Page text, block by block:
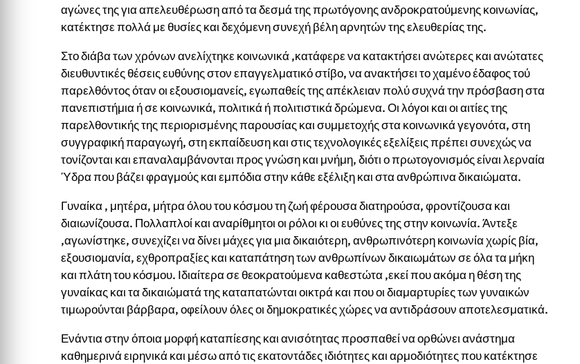
αγώνες της για απελευθέρωση από τα δεσμά της πρωτόγονης ανδροκρατούμενης κοινωνίας,
κατέκτησε πολλά με θυσίες και δεχόμενη συνεχή βέλη αρνητών της ελευθερίας της.
Στο διάβα των χρόνων ανελίχτηκε κοινωνικά ,κατάφερε να κατακτήσει ανώτερες και ανώτατες
διευθυντικές θέσεις ευθύνης στον επαγγελματικό στίβο, να ανακτήσει το χαμένο έδαφος τού
παρελθόντος όταν οι εξουσιομανείς, εγωπαθείς της απέκλειαν πολύ συχνά την πρόσβαση στα
πανεπιστήμια ή σε κοινωνικά, πολιτικά ή πολιτιστικά δρώμενα. Οι λόγοι και οι αιτίες της
παρελθοντικής της περιορισμένης παρουσίας και συμμετοχής στα κοινωνικά γεγονότα, στη
συγγραφική παραγωγή, στη εκπαίδευση και στις τεχνολογικές εξελίξεις πρέπει συνεχώς να
τονίζονται και επαναλαμβάνονται προς γνώση και μνήμη, διότι ο πρωτογονισμός είναι λερναία
Ύδρα που βάζει φραγμούς και εμπόδια στην κάθε εξέλιξη και στα ανθρώπινα δικαιώματα.
Γυναίκα , μητέρα, μήτρα όλου του κόσμου τη ζωή φέρουσα διατηρούσα, φροντίζουσα και
διαιωνίζουσα. Πολλαπλοί και αναρίθμητοι οι ρόλοι κι οι ευθύνες της στην κοινωνία. Άντεξε
,αγωνίστηκε, συνεχίζει να δίνει μάχες για μια δικαιότερη, ανθρωπινότερη κοινωνία χωρίς βία,
εξουσιομανία, εχθροπραξίες και καταπάτηση των ανθρωπίνων δικαιωμάτων σε όλα τα μήκη
και πλάτη του κόσμου. Ιδιαίτερα σε θεοκρατούμενα καθεστώτα ,εκεί που ακόμα η θέση της
γυναίκας και τα δικαιώματά της καταπατώνται οικτρά και που οι διαμαρτυρίες των γυναικών
τιμωρούνται βάρβαρα, οφείλουν όλες οι δημοκρατικές χώρες να αντιδράσουν αποτελεσματικά.
Ενάντια στην όποια μορφή καταπίεσης και ανισότητας προσπαθεί να ορθώνει ανάστημα
καθημερινά ειρηνικά και μέσω από τις εκατοντάδες ιδιότητες και αρμοδιότητες που κατέκτησε